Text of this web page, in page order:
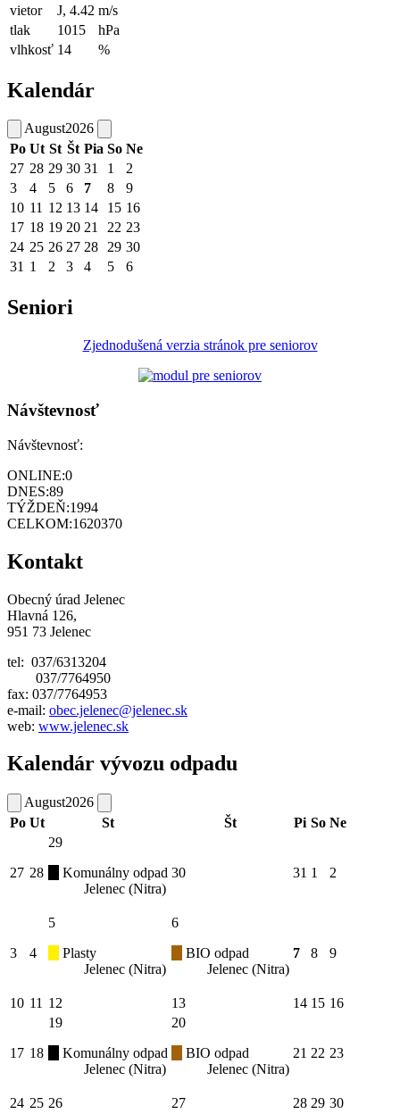
vietor
J, 4.42 m/s
tlak
1015
hPa
vlhkosť 14 %
Kalendár
August2026
Po Ut St Št Pia So Ne
27 28 29 30 31 1
2
3
4 5 6 7 8
9
10 11 12 13 14 15 16
17 18 19 20 21 22 23
24 25 26 27 28 29 30
31 1 2 3 4 5 6
Seniori
Zjednodušená verzia stránok pre seniorov
Návštevnosť
Návštevnosť:
ONLINE:0
DNES:89
TÝŽDEŇ:1994
CELKOM:1620370
Kontakt
Obecný úrad Jelenec
Hlavná 126,
951 73 Jelenec
tel: 037/6313204
037/7764950
fax: 037/7764953
e-mail: obec.jelenec@jelenec.sk
web: www.jelenec.sk
Kalendár vývozu odpadu
August2026
Po Ut St Št Pi So Ne
27 28
29
Komunálny odpad
Jelenec (Nitra)
30 31 1 2
3 4
5
Plasty
Jelenec (Nitra)
6
BIO odpad
Jelenec (Nitra)
7 8 9
10 11 12 13 14 15 16
17 18
19
Komunálny odpad
Jelenec (Nitra)
20
BIO odpad
Jelenec (Nitra)
21 22 23
24 25 26 27 28 29 30